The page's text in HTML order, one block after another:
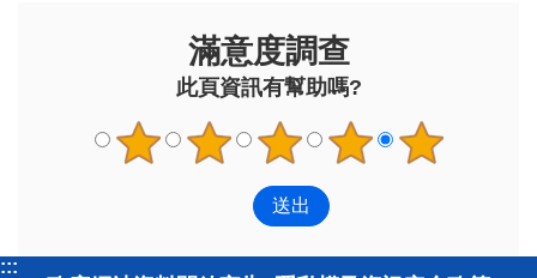
滿意度調查
此頁資訊有幫助嗎?
:::